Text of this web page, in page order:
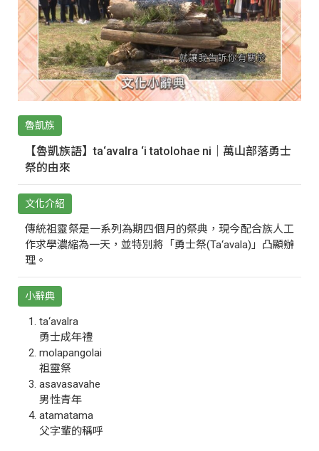
魯凱族
【魯凱族語】ta‘avalra ‘i tatolohae ni｜萬山部落勇士
祭的由來
文化介紹
傳統祖靈祭是一系列為期四個月的祭典，現今配合族人工
作求學濃縮為一天，並特別將「勇士祭(Ta‘avala)」凸顯辦
理。
小辭典
ta‘avalra
勇士成年禮
molapangolai
祖靈祭
asavasavahe
男性青年
atamatama
父字輩的稱呼